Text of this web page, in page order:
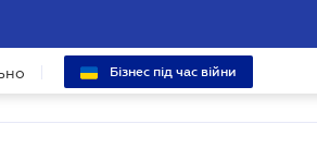
Бізнес під час війни